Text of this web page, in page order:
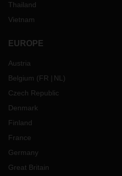
Thailand
Vietnam
EUROPE
Austria
Belgium (FR NL )
Czech Republic
Denmark
Finland
France
Germany
Great Britain